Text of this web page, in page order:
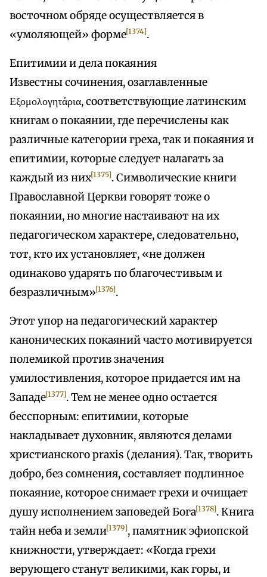
восточном обряде осуществляется в
«умоляющей» форме[1374].
Епитимии и дела покаяния
Известны сочинения, озаглавленные
Εξομολογητάρια, соответствующие латинским
книгам о покаянии, где перечислены как
различные категории греха, так и покаяния и
епитимии, которые следует налагать за
каждый из них[1375]. Символические книги
Православной Церкви говорят тоже о
покаянии, но многие настаивают на их
педагогическом характере, следовательно,
тот, кто их установляет, «не должен
одинаково ударять по благочестивым и
безразличным»[1376].
Этот упор на педагогический характер
канонических покаяний часто мотивируется
полемикой против значения
умилостивления, которое придается им на
Западе[1377]. Тем не менее одно остается
бесспорным: епитимии, которые
накладывает духовник, являются делами
христианского praxis (делания). Так, творить
добро, без сомнения, составляет подлинное
покаяние, которое снимает грехи и очищает
душу исполнением заповедей Бога[1378]. Книга
тайн неба и земли[1379], памятник эфиопской
книжности, утверждает: «Когда грехи
верующего станут великими, как горы, и